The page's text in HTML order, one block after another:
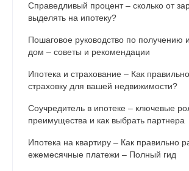
Справедливый процент – сколько от
выделять на ипотеку?
Пошаговое руководство по получению
дом – советы и рекомендации
Ипотека и страхование – Как
страховку для вашей недвижимости?
Соучредитель в ипотеке – ключевые
преимущества и как выбрать партнера
Ипотека на квартиру – Как правильно
ежемесячные платежи – Полный гид